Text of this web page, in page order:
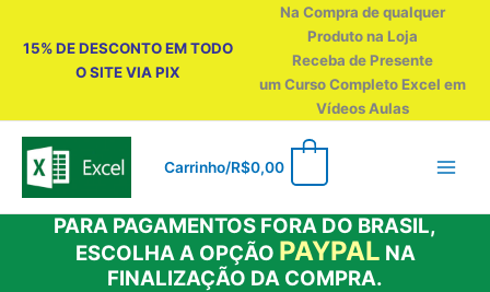
15% DE DESCONTO EM TODO
O SITE VIA PIX
Na Compra de qualquer
Produto na Loja
Receba de Presente
um Curso Completo Excel em
Vídeos Aulas
Carrinho/R$0,00
PARA PAGAMENTOS FORA DO BRASIL,
ESCOLHA A OPÇÃO PAYPAL NA
FINALIZAÇÃO DA COMPRA.